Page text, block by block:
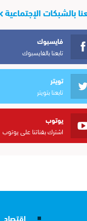
بالشبكات الإجتماعية
فايسبوك
تابعنا بالفايسبوك
تويتر
تابعنا بتويتر
يوتوب
اشترك بقناتنا على يوتوب
إقتصاد